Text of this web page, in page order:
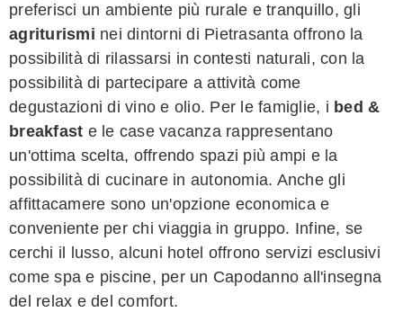
preferisci un ambiente più rurale e tranquillo, gli
agriturismi nei dintorni di Pietrasanta offrono la
possibilità di rilassarsi in contesti naturali, con la
possibilità di partecipare a attività come
degustazioni di vino e olio. Per le famiglie, i bed &
breakfast e le case vacanza rappresentano
un'ottima scelta, offrendo spazi più ampi e la
possibilità di cucinare in autonomia. Anche gli
affittacamere sono un'opzione economica e
conveniente per chi viaggia in gruppo. Infine, se
cerchi il lusso, alcuni hotel offrono servizi esclusivi
come spa e piscine, per un Capodanno all'insegna
del relax e del comfort.